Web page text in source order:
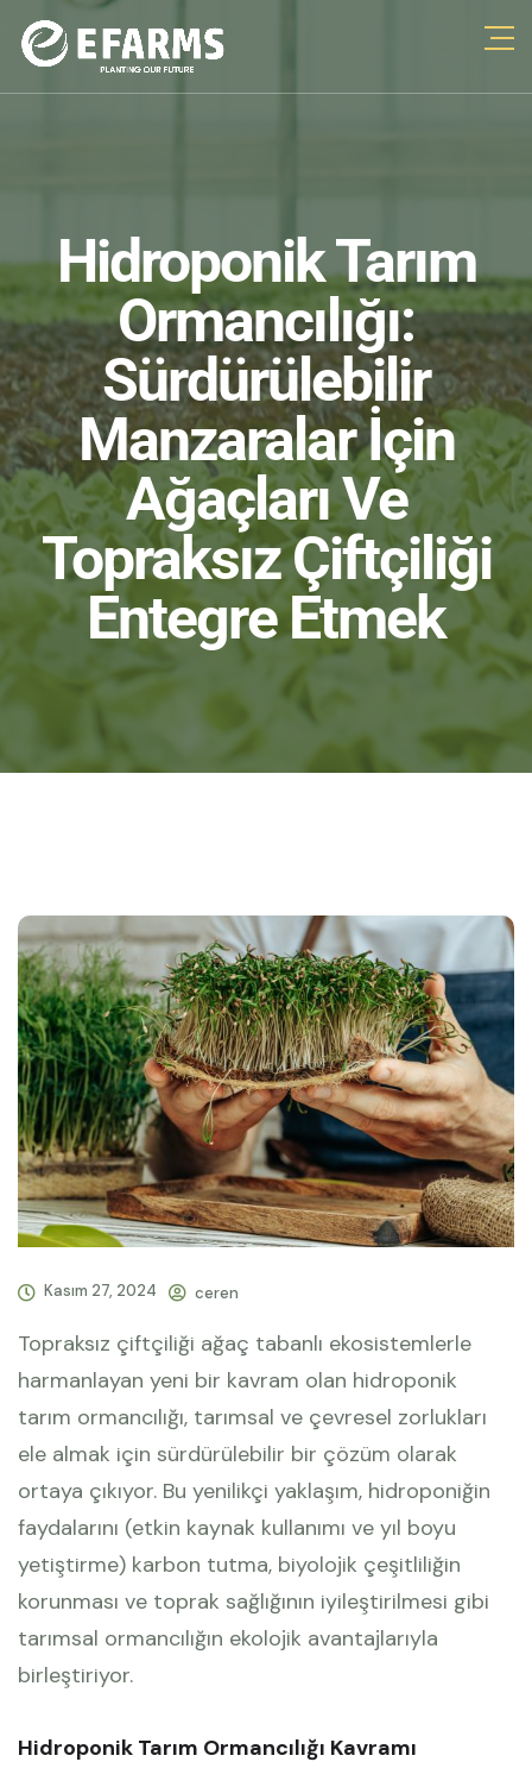
Hidroponik Tarım
Ormancılığı:
Sürdürülebilir
Manzaralar İçin
Ağaçları Ve
Topraksız Çiftçiliği
Entegre Etmek
Kasım 27, 2024 ceren
Topraksız çiftçiliği ağaç tabanlı ekosistemlerle
harmanlayan yeni bir kavram olan hidroponik
tarım ormancılığı, tarımsal ve çevresel zorlukları
ele almak için sürdürülebilir bir çözüm olarak
ortaya çıkıyor. Bu yenilikçi yaklaşım, hidroponiğin
faydalarını (etkin kaynak kullanımı ve yıl boyu
yetiştirme) karbon tutma, biyolojik çeşitliliğin
korunması ve toprak sağlığının iyileştirilmesi gibi
tarımsal ormancılığın ekolojik avantajlarıyla
birleştiriyor.
Hidroponik Tarım Ormancılığı Kavramı